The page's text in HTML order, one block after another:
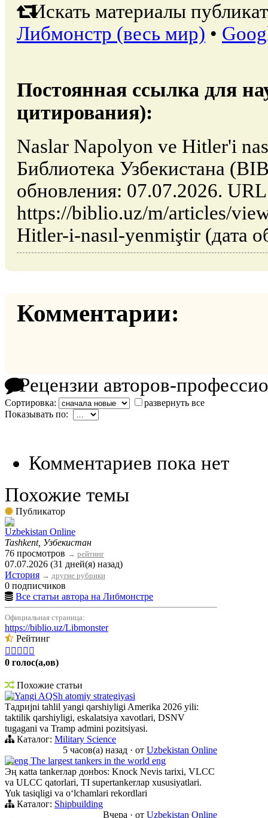
Искать материалы
Либмонстр (весь мир) •
Постоянная ссылка для
цитирования):
Naslar Napolyon ve Hitler'i
Библиотека Узбекистана
обновления: 07.07.2026.
https://biblio.uz/m/articles/
Hitler-i-nasıl-yenmiştir (дата
Комментарии:
Рецензии авторов-
Сортировка:
развернуть все
Показывать по:
Комментариев пока нет
Похожие темы
Публикатор
Uzbekistan Online
Tashkent, Узбекистан
76 просмотров → рейтинг
07.07.2026 (31 дней(я) назад)
История → другие рубрики
0 подписчиков
Все статьи автора на Либмонстре
Официальная страница:
https://biblio.uz/Libmonster
Рейтинг
    
0 голос(а,ов)
Похожие статьи
Yangi AQSh atomiy strategiyasi
Тадриjni tahlil yangi qarshiyligi Amerika 2026 yili:
taktilik qarshiyligi, eskalatsiya xavotlari, DSNV
tugagani va Tramp admini pozitsiyasi.
Каталог: Military Science
5 часов(а) назад · от Uzbekistan Online
eng The largest tankers in the world eng
Эң кatta tankerлар донbos: Knock Nevis tarixi, VLCC
va ULCC qatorlari, TI supertankerлар xususiyatlari.
Yuk tasiqligi va oʻlchamlari rekordlari
Каталог: Shipbuilding
Вчера · от Uzbekistan Online